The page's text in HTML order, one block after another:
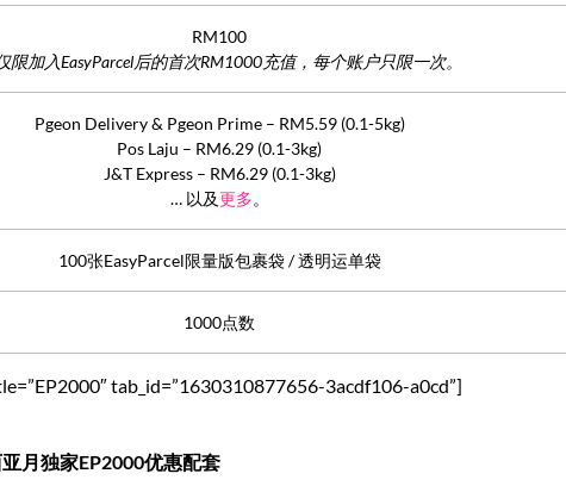
RM100
限加入EasyParcel后的首次RM1000充值，每个账户只限一次。
Pgeon Delivery & Pgeon Prime – RM5.59 (0.1-5kg)
Pos Laju – RM6.29 (0.1-3kg)
J&T Express – RM6.29 (0.1-3kg)
… 以及更多。
100张EasyParcel限量版包裹袋 / 透明运单袋
1000点数
tab_id=”1630310877656-3acdf106-a0cd”]
月独家EP2000优惠配套